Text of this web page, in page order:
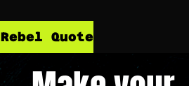
Rebel Quote